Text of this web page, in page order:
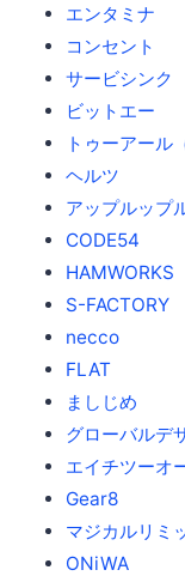
エンタミナ
コンセント
サービシンク
ビットエー
トゥーアール
ヘルツ
アップルップ
CODE54
HAMWORKS
S-FACTORY
necco
FLAT
ましじめ
グローバルデ
エイチツーオ
Gear8
マジカルリミ
ONiWA